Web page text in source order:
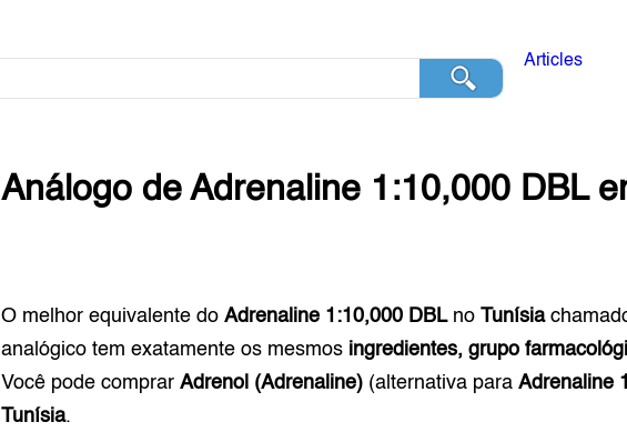
Articles
Análogo deAdrenaline 1:10,000 DBL
O melhor equivalente doAdrenaline 1:10,000 DBLnoTunísia
analógico tem exatamente os mesmos ingredientes, grupo
Você pode comprarAdrenol (Adrenaline) (alternativa paraAdrenaline
Tunísia.